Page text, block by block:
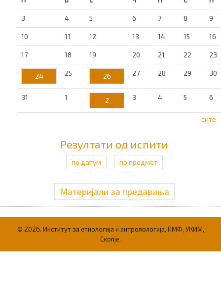
3 4 5 6 7 8 9
10 11 12 13 14 15 16
17 18 19 20 21 22 23
24 25 26 27 28 29 30
31 1 2 3 4 5 6
сите
Резултати од испити
по датум по предмет
Материјали за предавања
© 2026. Институт за етнологија и антропологија, ПМФ, УКИМ,
Скопје.